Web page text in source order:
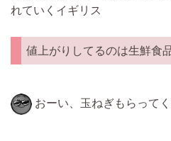
れていくイギリス
値上がりしてるのは生鮮食
おーい、玉ねぎもらってく